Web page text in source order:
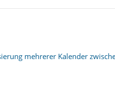
mehrerer Kalender